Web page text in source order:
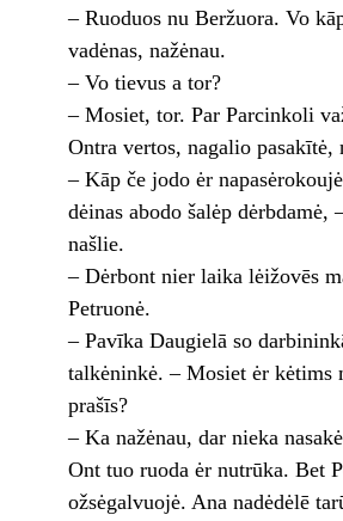
– Ruoduos nu Beržuora. Vo
vadėnas, nažėnau.
– Vo tievus a tor?
– Mosiet, tor. Par Parcinkoli
Ontra vertos, nagalio pasakītė,
– Kāp če jodo ėr
dėinas abodo šalėp dėrbdamė,
našlie.
– Dėrbont nier laika lėižovēs
Petruonė.
– Pavīka Daugielā so
talkėninkė. – Mosiet ėr kėtims
prašīs?
– Ka nažėnau, dar nieka
Ont tuo ruoda ėr nutrūka. Bet
ožsėgalvuojė. Ana nadėdėlē